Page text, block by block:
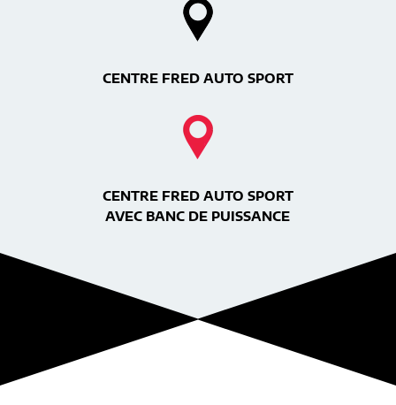
CENTRE FRED AUTO SPORT
CENTRE FRED AUTO SPORT
AVEC BANC DE PUISSANCE